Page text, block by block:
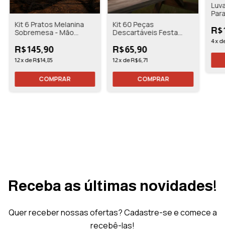
Kit 6 Pratos Melanina
Sobremesa - Mão
Florarte
R$145,90
12x deR$14,85
Kit 60 Peças
Descartáveis Festa
R$65,90
12x deR$6,71
4x
Receba as últimas novidades!
Quer receber nossas ofertas? Cadastre-se e comece a
recebê-las!